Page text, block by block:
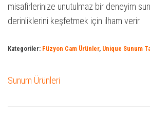
misafirlerinize unutulmaz bir deneyim
derinliklerini keşfetmek için ilham verir.
Kategoriler: Füzyon Cam Ürünler, Unique Sunum
Sunum Ürünleri